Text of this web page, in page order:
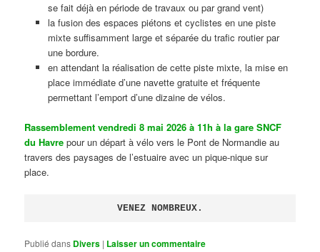
se fait déjà en période de travaux ou par grand vent)
la fusion des espaces piétons et cyclistes en une piste
mixte suffisamment large et séparée du trafic routier par
une bordure.
en attendant la réalisation de cette piste mixte, la mise en
place immédiate d’une navette gratuite et fréquente
permettant l’emport d’une dizaine de vélos.
Rassemblement vendredi 8 mai 2026 à 11h à la gare SNCF
du Havre pour un départ à vélo vers le Pont de Normandie au
travers des paysages de l’estuaire avec un pique-nique sur
place.
VENEZ NOMBREUX.
Publié dans Divers | Laisser un commentaire